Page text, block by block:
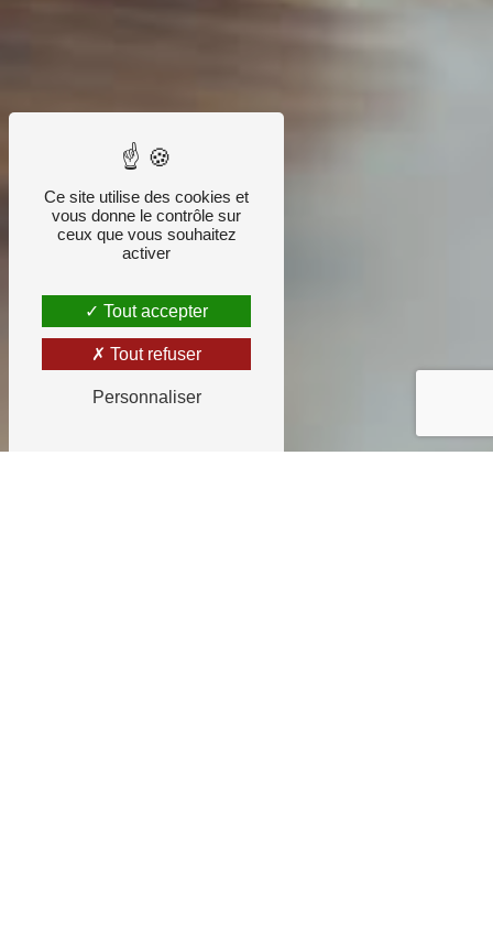
Ce site utilise des cookies et
vous donne le contrôle sur
ceux que vous souhaitez
activer
Tout accepter
Tout refuser
Personnaliser